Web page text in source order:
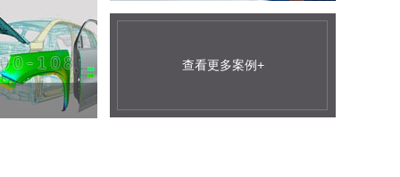
查看更多案例+